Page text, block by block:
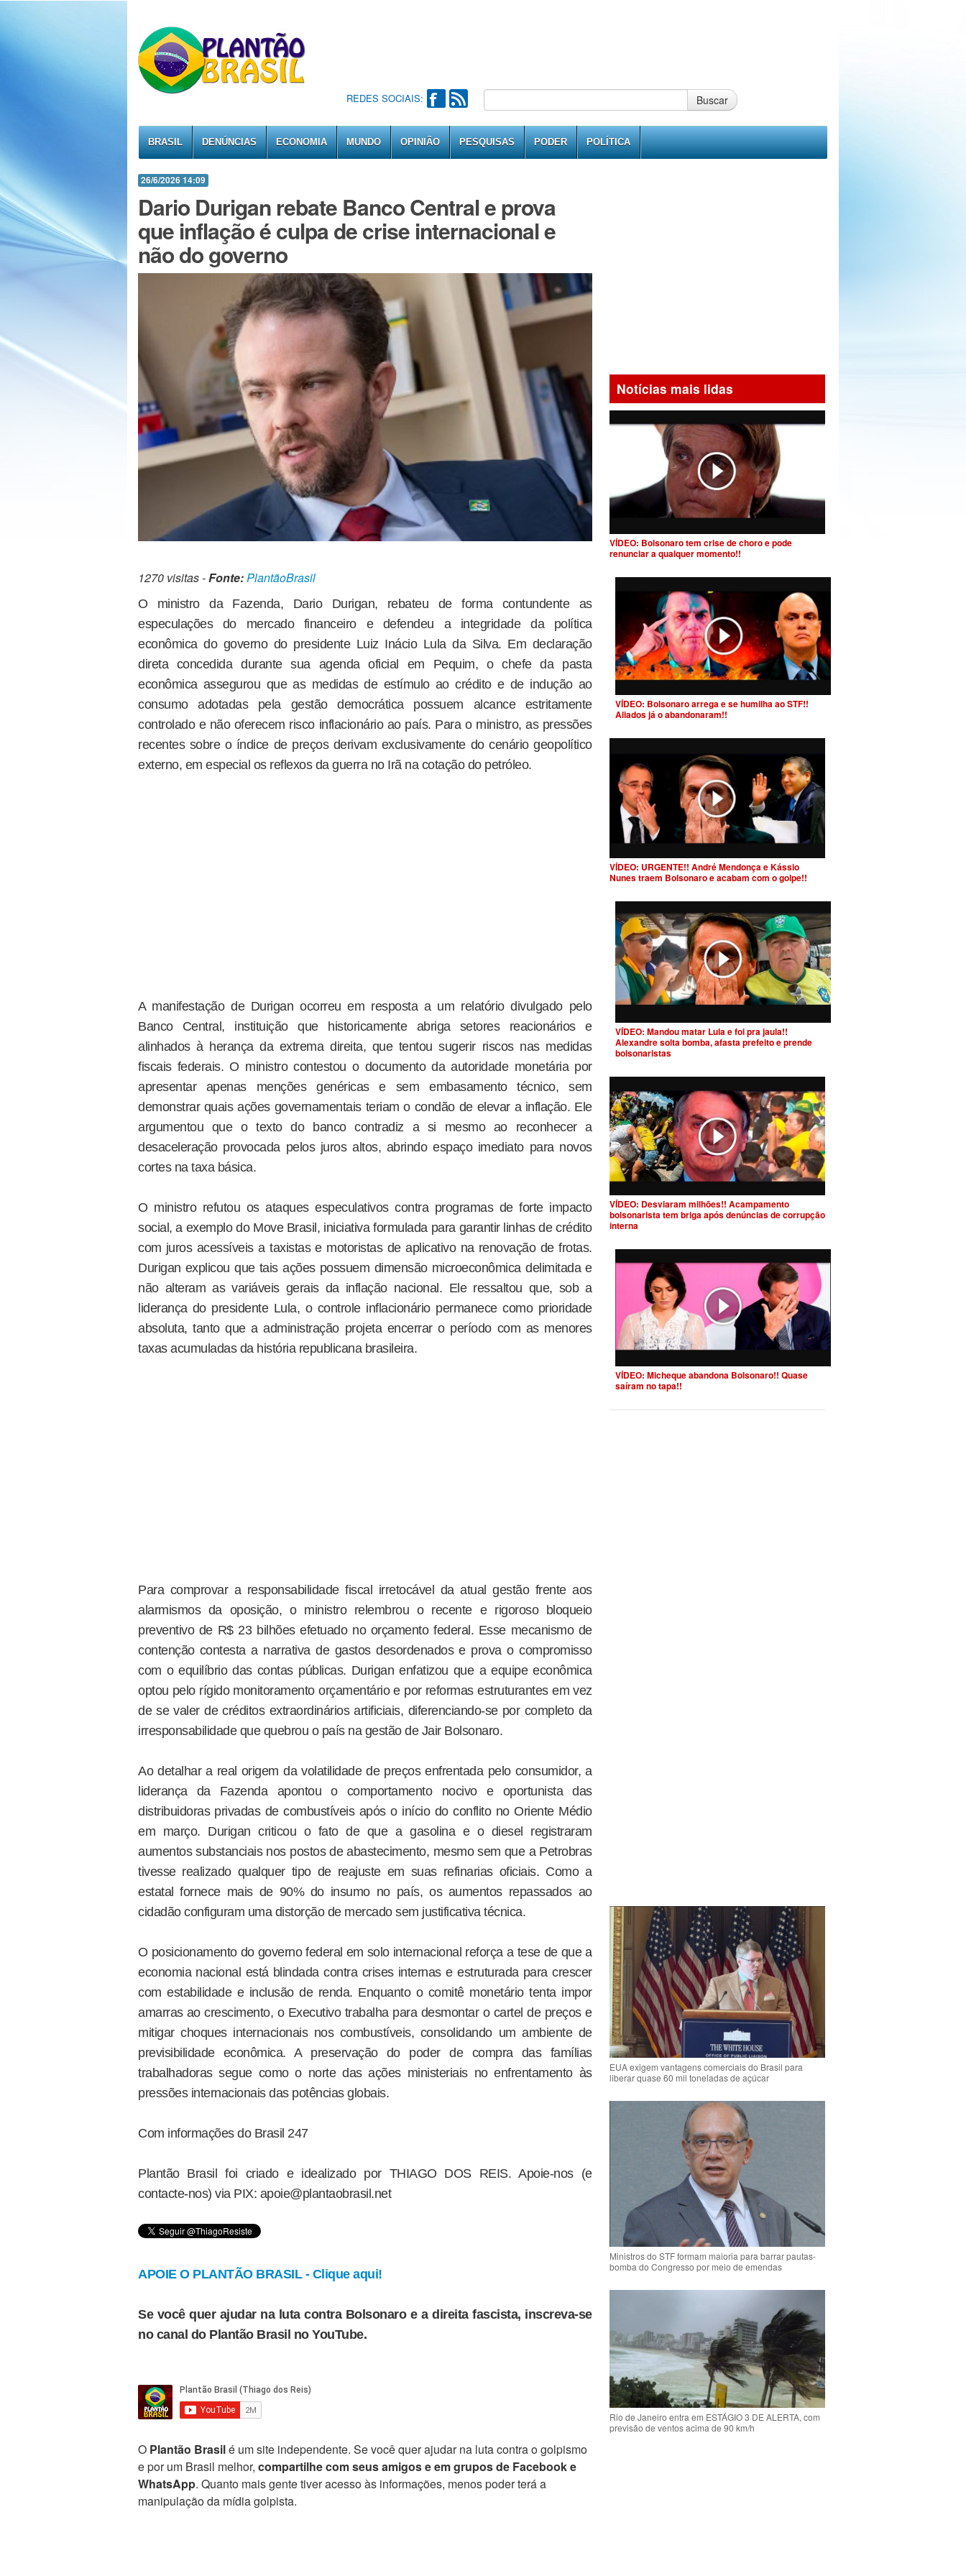
REDES SOCIAIS: Buscar
BRASIL DENÚNCIAS ECONOMIA MUNDO OPINIÃO PESQUISAS PODER POLÍTICA
26/6/2026 14:09
Dario Durigan rebate Banco Central e prova
que inflação é culpa de crise internacional e
não do governo
1270 visitas -Fonte:PlantãoBrasil
O ministro da Fazenda, Dario Durigan, rebateu de forma contundente as
especulações do mercado financeiro e defendeu a integridade da política
econômica do governo do presidente Luiz Inácio Lula da Silva. Em declaração
direta concedida durante sua agenda oficial em Pequim, o chefe da pasta
econômica assegurou que as medidas de estímulo ao crédito e de indução ao
consumo adotadas pela gestão democrática possuem alcance estritamente
controlado e não oferecem risco inflacionário ao país. Para o ministro, as pressões
recentes sobre o índice de preços derivam exclusivamente do cenário geopolítico
externo, em especial os reflexos da guerra no Irã na cotação do petróleo.
A manifestação de Durigan ocorreu em resposta a um relatório divulgado pelo
Banco Central, instituição que historicamente abriga setores reacionários e
alinhados à herança da extrema direita, que tentou sugerir riscos nas medidas
fiscais federais. O ministro contestou o documento da autoridade monetária por
apresentar apenas menções genéricas e sem embasamento técnico, sem
demonstrar quais ações governamentais teriam o condão de elevar a inflação. Ele
argumentou que o texto do banco contradiz a si mesmo ao reconhecer a
desaceleração provocada pelos juros altos, abrindo espaço imediato para novos
cortes na taxa básica.
O ministro refutou os ataques especulativos contra programas de forte impacto
social, a exemplo do Move Brasil, iniciativa formulada para garantir linhas de crédito
com juros acessíveis a taxistas e motoristas de aplicativo na renovação de frotas.
Durigan explicou que tais ações possuem dimensão microeconômica delimitada e
não alteram as variáveis gerais da inflação nacional. Ele ressaltou que, sob a
liderança do presidente Lula, o controle inflacionário permanece como prioridade
absoluta, tanto que a administração projeta encerrar o período com as menores
taxas acumuladas da história republicana brasileira.
Para comprovar a responsabilidade fiscal irretocável da atual gestão frente aos
alarmismos da oposição, o ministro relembrou o recente e rigoroso bloqueio
preventivo de R$ 23 bilhões efetuado no orçamento federal. Esse mecanismo de
contenção contesta a narrativa de gastos desordenados e prova o compromisso
com o equilíbrio das contas públicas. Durigan enfatizou que a equipe econômica
optou pelo rígido monitoramento orçamentário e por reformas estruturantes em vez
de se valer de créditos extraordinários artificiais, diferenciando-se por completo da
irresponsabilidade que quebrou o país na gestão de Jair Bolsonaro.
Ao detalhar a real origem da volatilidade de preços enfrentada pelo consumidor, a
liderança da Fazenda apontou o comportamento nocivo e oportunista das
distribuidoras privadas de combustíveis após o início do conflito no Oriente Médio
em março. Durigan criticou o fato de que a gasolina e o diesel registraram
aumentos substanciais nos postos de abastecimento, mesmo sem que a Petrobras
tivesse realizado qualquer tipo de reajuste em suas refinarias oficiais. Como a
estatal fornece mais de 90% do insumo no país, os aumentos repassados ao
cidadão configuram uma distorção de mercado sem justificativa técnica.
O posicionamento do governo federal em solo internacional reforça a tese de que a
economia nacional está blindada contra crises internas e estruturada para crescer
com estabilidade e inclusão de renda. Enquanto o comitê monetário tenta impor
amarras ao crescimento, o Executivo trabalha para desmontar o cartel de preços e
mitigar choques internacionais nos combustíveis, consolidando um ambiente de
previsibilidade econômica. A preservação do poder de compra das famílias
trabalhadoras segue como o norte das ações ministeriais no enfrentamento às
pressões internacionais das potências globais.
Com informações do Brasil 247
Plantão Brasil foi criado e idealizado por THIAGO DOS REIS. Apoie-nos (e
contacte-nos) via PIX: apoie@plantaobrasil.net
APOIE O PLANTÃO BRASIL - Clique aqui!
Se você quer ajudar na luta contra Bolsonaro e a direita fascista, inscreva-se
no canal do Plantão Brasil no YouTube.
O Plantão Brasilé um site independente. Se você quer ajudar na luta contra o golpismo
e por um Brasil melhor, compartilhe com seus amigos e em grupos de Facebook e
WhatsApp. Quanto mais gente tiver acesso às informações, menos poder terá a
manipulação da mídia golpista.
Notícias mais lidas
VÍDEO: Bolsonaro tem crise de choro e pode
renunciar a qualquer momento!!
VÍDEO: Bolsonaro arrega e se humilha ao STF!!
Aliados já o abandonaram!!
VÍDEO: URGENTE!! André Mendonça e Kássio
Nunes traem Bolsonaro e acabam com o golpe!!
VÍDEO: Mandou matar Lula e foi pra jaula!!
Alexandre solta bomba, afasta prefeito e prende
bolsonaristas
VÍDEO: Desviaram milhões!! Acampamento
bolsonarista tem briga após denúncias de corrupção
interna
VÍDEO: Micheque abandona Bolsonaro!! Quase
saíram no tapa!!
EUA exigem vantagens comerciais do Brasil para
liberar quase 60 mil toneladas de açúcar
Ministros do STF formam maioria para barrar pautas-
bomba do Congresso por meio de emendas
Rio de Janeiro entra em ESTÁGIO 3 DE ALERTA, com
previsão de ventos acima de 90 km/h